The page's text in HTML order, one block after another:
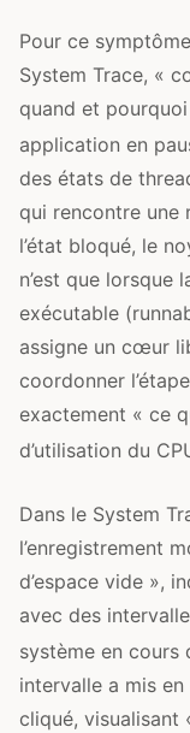
Pour ce
System Trace, «
quand et
application en
des états de
qui rencontre une
l’état bloqué, le
n’est que lorsque
exécutable
assigne un cœur
coordonner
exactement « ce
d’utilisation du
Dans le System
l’enregistrement
d’espace vide »,
avec des
système en cours
intervalle a mis
cliqué, visualisant